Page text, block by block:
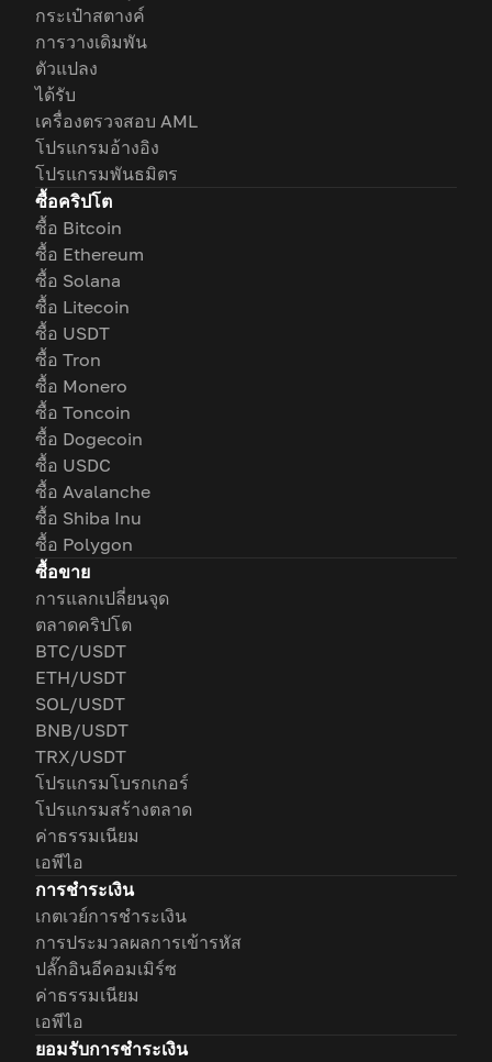
กระเป๋าสตางค์
การวางเดิมพัน
ตัวแปลง
ได้รับ
เครื่องตรวจสอบ AML
โปรแกรมอ้างอิง
โปรแกรมพันธมิตร
ซื้อคริปโต
ซื้อ Bitcoin
ซื้อ Ethereum
ซื้อ Solana
ซื้อ Litecoin
ซื้อ USDT
ซื้อ Tron
ซื้อ Monero
ซื้อ Toncoin
ซื้อ Dogecoin
ซื้อ USDC
ซื้อ Avalanche
ซื้อ Shiba Inu
ซื้อ Polygon
ซื้อขาย
การแลกเปลี่ยนจุด
ตลาดคริปโต
BTC/USDT
ETH/USDT
SOL/USDT
BNB/USDT
TRX/USDT
โปรแกรมโบรกเกอร์
โปรแกรมสร้างตลาด
ค่าธรรมเนียม
เอพีไอ
การชำระเงิน
เกตเวย์การชำระเงิน
การประมวลผลการเข้ารหัส
ปลั๊กอินอีคอมเมิร์ซ
ค่าธรรมเนียม
เอพีไอ
ยอมรับการชำระเงิน